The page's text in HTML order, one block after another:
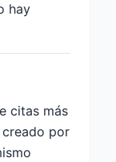
hay
citas más
creado por